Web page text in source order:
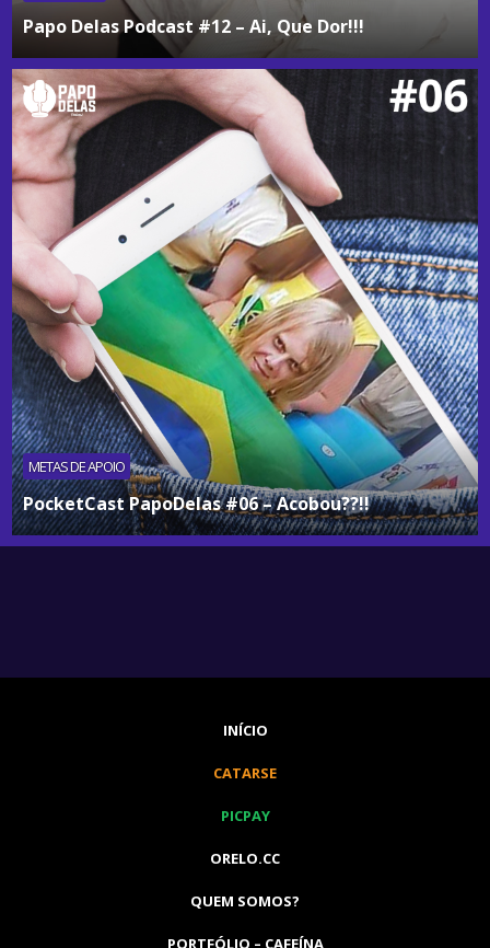
Papo Delas Podcast #12 – Ai, Que Dor!!!
METAS DE APOIO
PocketCast PapoDelas #06 – Acobou??!!
INÍCIO
CATARSE
PICPAY
ORELO.CC
QUEM SOMOS?
PORTFÓLIO – CAFEÍNA